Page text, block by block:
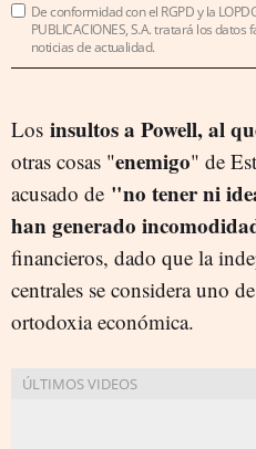
De conformidad con el RGPD y la
PUBLICACIONES, S.A. tratará los
noticias de actualidad.
Los insultos a Powell, al
otras cosas "enemigo" de
acusado de "no tener ni
han generado
financieros, dado que la
centrales se considera uno
ortodoxia económica.